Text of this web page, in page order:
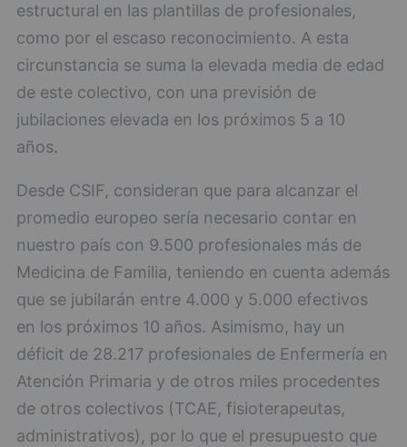
estructural en las plantillas de profesionales,
como por el escaso reconocimiento. A esta
circunstancia se suma la elevada media de edad
de este colectivo, con una previsión de
jubilaciones elevada en los próximos 5 a 10
años.
Desde CSIF, consideran que para alcanzar el
promedio europeo sería necesario contar en
nuestro país con 9.500 profesionales más de
Medicina de Familia, teniendo en cuenta además
que se jubilarán entre 4.000 y 5.000 efectivos
en los próximos 10 años. Asimismo, hay un
déficit de 28.217 profesionales de Enfermería en
Atención Primaria y de otros miles procedentes
de otros colectivos (TCAE, fisioterapeutas,
administrativos), por lo que el presupuesto que